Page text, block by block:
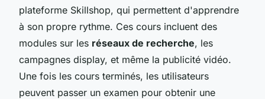
plateforme Skillshop, qui permettent d'apprendre
à son propre rythme. Ces cours incluent des
modules sur les réseaux de recherche, les
campagnes display, et même la publicité vidéo.
Une fois les cours terminés, les utilisateurs
peuvent passer un examen pour obtenir une